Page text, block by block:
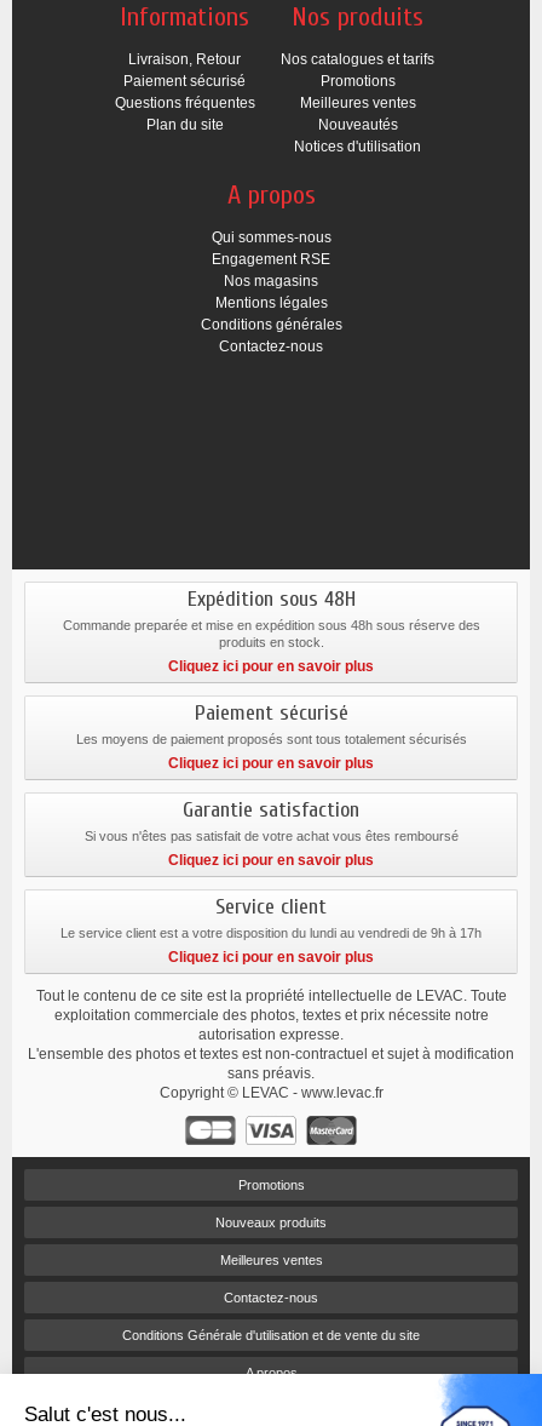
Informations
Livraison, Retour
Paiement sécurisé
Questions fréquentes
Plan du site
Nos produits
Nos catalogues et tarifs
Promotions
Meilleures ventes
Nouveautés
Notices d'utilisation
A propos
Qui sommes-nous
Engagement RSE
Nos magasins
Mentions légales
Conditions générales
Contactez-nous
Expédition sous 48H
Commande preparée et mise en expédition sous 48h sous réserve des
produits en stock.
Cliquez ici pour en savoir plus
Paiement sécurisé
Les moyens de paiement proposés sont tous totalement sécurisés
Cliquez ici pour en savoir plus
Garantie satisfaction
Si vous n'êtes pas satisfait de votre achat vous êtes remboursé
Cliquez ici pour en savoir plus
Service client
Le service client est a votre disposition du lundi au vendredi de 9h à 17h
Cliquez ici pour en savoir plus
Tout le contenu de ce site est la propriété intellectuelle de LEVAC. Toute
exploitation commerciale des photos, textes et prix nécessite notre
autorisation expresse.
L'ensemble des photos et textes est non-contractuel et sujet à modification
sans préavis.
Copyright © LEVAC - www.levac.fr
Promotions
Nouveaux produits
Meilleures ventes
Contactez-nous
Conditions Générale d'utilisation et de vente du site
A propos
Salut c'est nous...